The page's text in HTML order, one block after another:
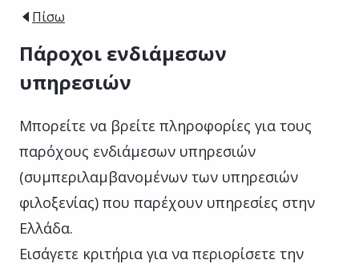
Πίσω
Πάροχοι ενδιάμεσων
υπηρεσιών
Μπορείτε να βρείτε πληροφορίες για τους
παρόχους ενδιάμεσων υπηρεσιών
(συμπεριλαμβανομένων των υπηρεσιών
φιλοξενίας) που παρέχουν υπηρεσίες στην
Ελλάδα.
Εισάγετε κριτήρια για να περιορίσετε την